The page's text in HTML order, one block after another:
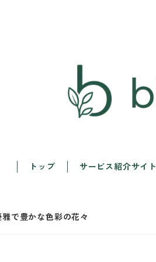
トップ サービス紹介サイト
で豊かな色彩の花々